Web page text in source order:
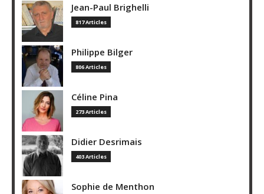
Jean-Paul Brighelli
817 Articles
Philippe Bilger
806 Articles
Céline Pina
273 Articles
Didier Desrimais
403 Articles
Sophie de Menthon